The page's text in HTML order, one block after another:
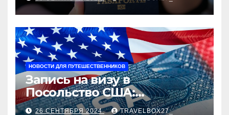
НОВОСТИ ДЛЯ ПУТЕШЕСТВЕННИКОВ
Запись на визу в
Посольство США:
Пошаговое руководство
26 СЕНТЯБРЯ 2024 TRAVELBOX27_